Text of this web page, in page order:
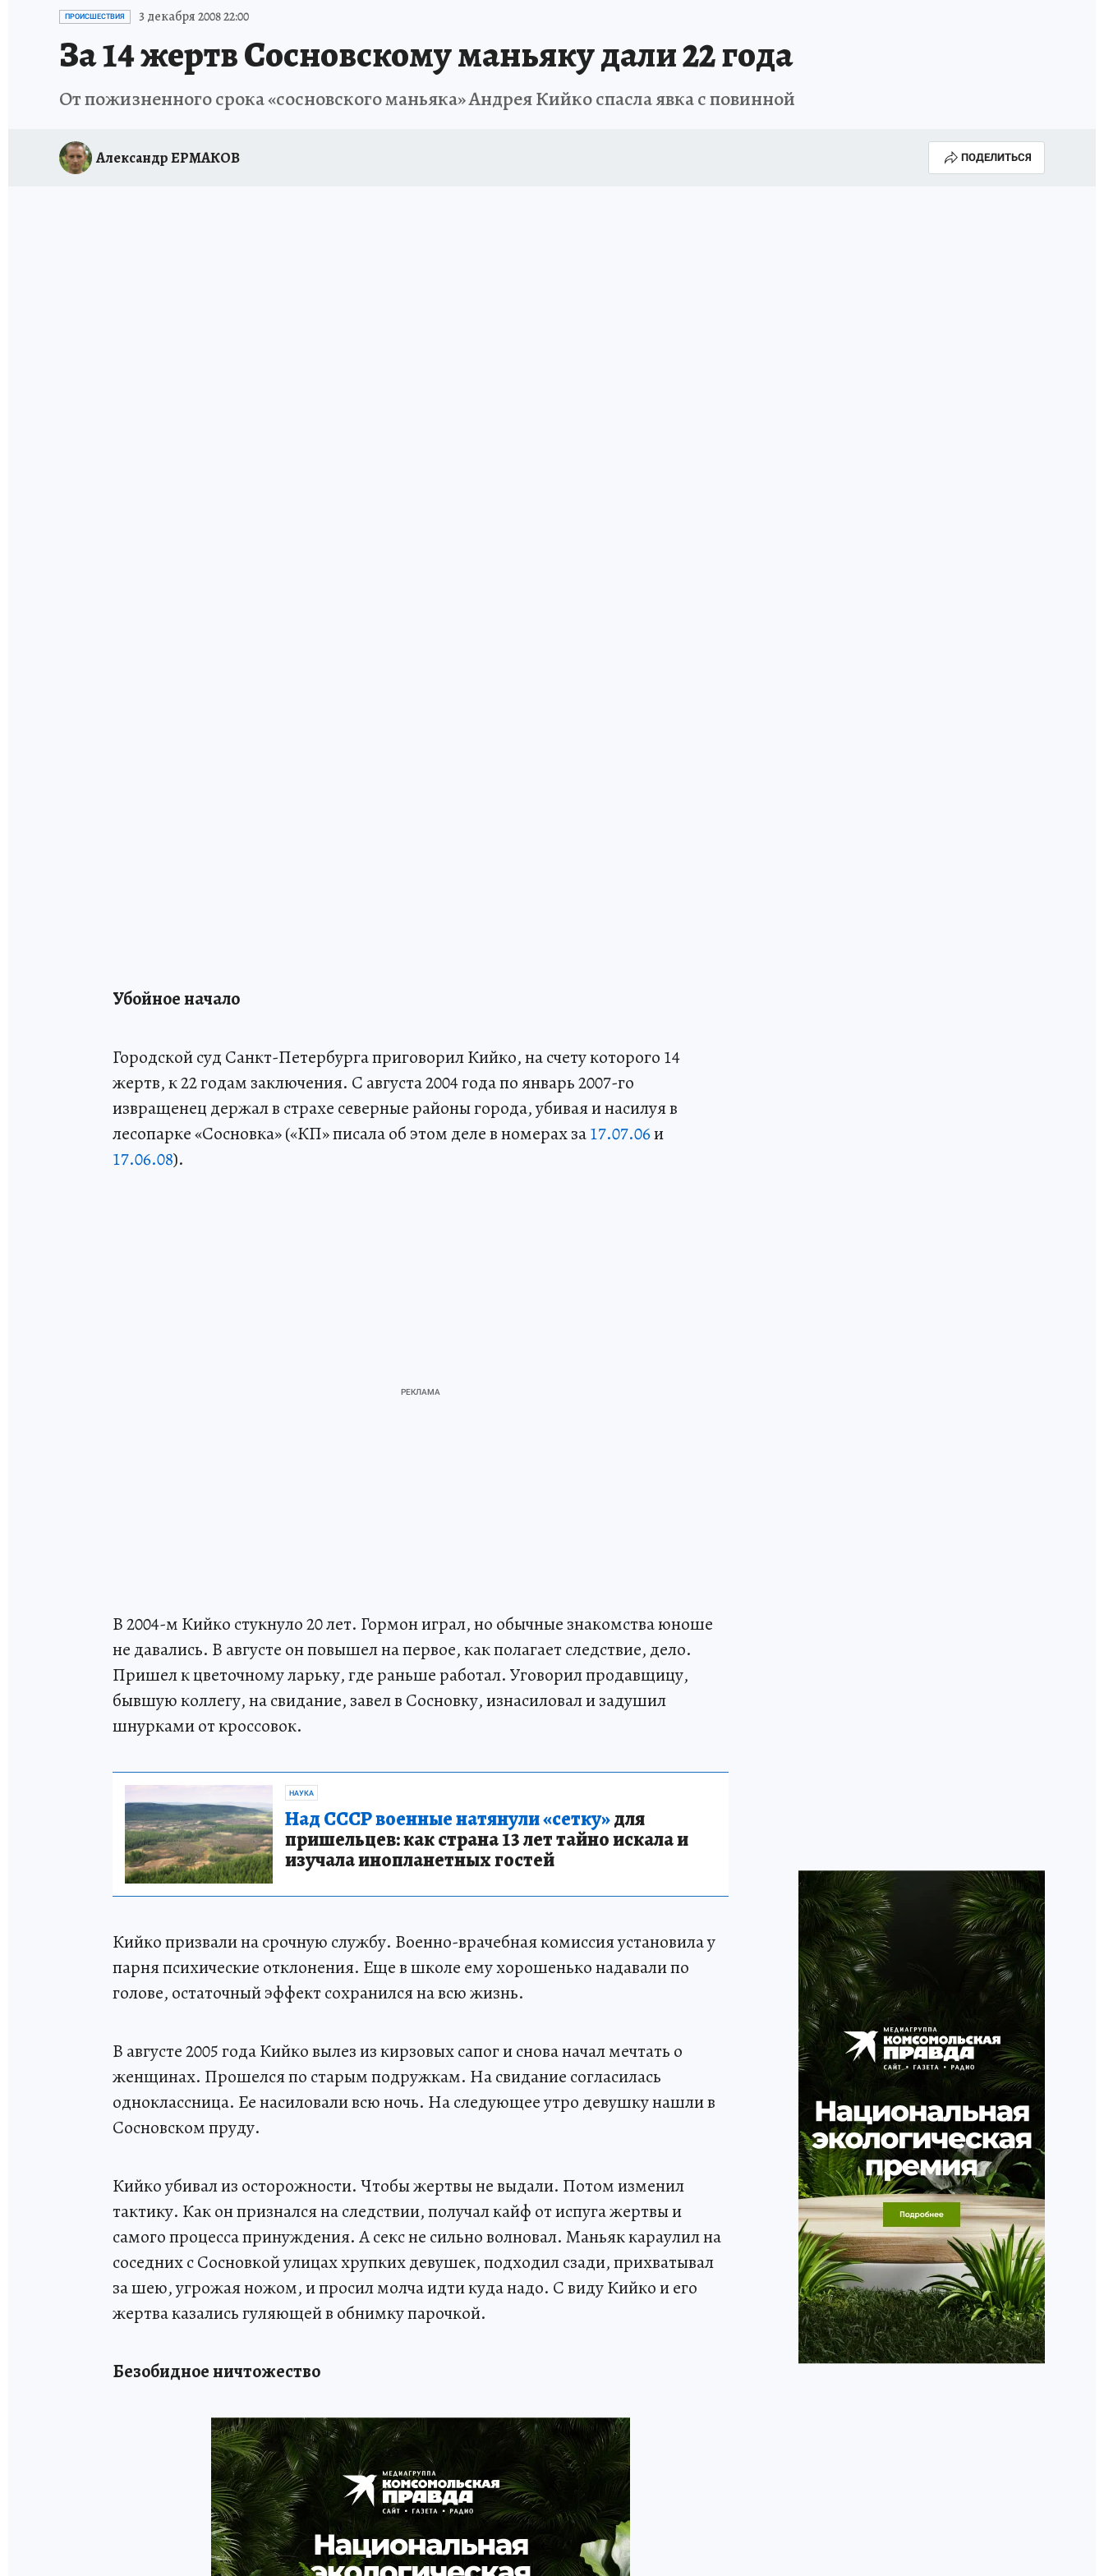
ПЕТЕРБУРГСКАЯ СТРОЙКА
ПРОИСШЕСТВИЯ 3 декабря 2008 22:00
За 14 жертв Сосновскому маньяку дали 22 года
От пожизненного срока «сосновского маньяка» Андрея Кийко спасла явка с повинной
Александр ЕРМАКОВ ПОДЕЛИТЬСЯ
Убойное начало
Городской суд Санкт-Петербурга приговорил Кийко, на счету которого 14
жертв, к 22 годам заключения. С августа 2004 года по январь 2007-го
извращенец держал в страхе северные районы города, убивая и насилуя в
лесопарке «Сосновка» («КП» писала об этом деле в номерах за17.07.06и
17.06.08).
В 2004-м Кийко стукнуло 20 лет. Гормон играл, но обычные знакомства юноше
не давались. В августе он повышел на первое, как полагает следствие, дело.
Пришел к цветочному ларьку, где раньше работал. Уговорил продавщицу,
бывшую коллегу, на свидание, завел в Сосновку, изнасиловал и задушил
шнурками от кроссовок.
НАУКА
Над СССР военные натянули «сетку»для
пришельцев: как страна 13 лет тайно искала и
изучала инопланетных гостей
Кийко призвали на срочную службу. Военно-врачебная комиссия установила у
парня психические отклонения. Еще в школе ему хорошенько надавали по
голове, остаточный эффект сохранился на всю жизнь.
В августе 2005 года Кийко вылез из кирзовых сапог и снова начал мечтать о
женщинах. Прошелся по старым подружкам. На свидание согласилась
одноклассница. Ее насиловали всю ночь. На следующее утро девушку нашли в
Сосновском пруду.
Кийко убивал из осторожности. Чтобы жертвы не выдали. Потом изменил
тактику. Как он признался на следствии, получал кайф от испуга жертвы и
самого процесса принуждения. А секс не сильно волновал. Маньяк караулил на
соседних с Сосновкой улицах хрупких девушек, подходил сзади, прихватывал
за шею, угрожая ножом, и просил молча идти куда надо. С виду Кийко и его
жертва казались гуляющей в обнимку парочкой.
Безобидное ничтожество